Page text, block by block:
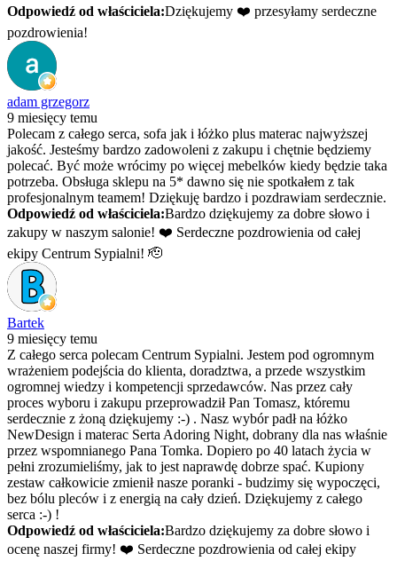
Odpowiedź od właściciela:Dziękujemy ❤️ przesyłamy serdeczne
pozdrowienia!
adam grzegorz
9 miesięcy temu
Polecam z całego serca, sofa jak i łóżko plus materac najwyższej
jakość. Jesteśmy bardzo zadowoleni z zakupu i chętnie będziemy
polecać. Być może wrócimy po więcej mebelków kiedy będzie taka
potrzeba. Obsługa sklepu na 5* dawno się nie spotkałem z tak
profesjonalnym teamem! Dziękuję bardzo i pozdrawiam serdecznie.
Odpowiedź od właściciela:Bardzo dziękujemy za dobre słowo i
zakupy w naszym salonie! ❤️ Serdeczne pozdrowienia od całej
ekipy Centrum Sypialni! 🫡
Bartek
9 miesięcy temu
Z całego serca polecam Centrum Sypialni. Jestem pod ogromnym
wrażeniem podejścia do klienta, doradztwa, a przede wszystkim
ogromnej wiedzy i kompetencji sprzedawców. Nas przez cały
proces wyboru i zakupu przeprowadził Pan Tomasz, któremu
serdecznie z żoną dziękujemy :-) . Nasz wybór padł na łóżko
NewDesign i materac Serta Adoring Night, dobrany dla nas właśnie
przez wspomnianego Pana Tomka. Dopiero po 40 latach życia w
pełni zrozumieliśmy, jak to jest naprawdę dobrze spać. Kupiony
zestaw całkowicie zmienił nasze poranki - budzimy się wypoczęci,
bez bólu pleców i z energią na cały dzień. Dziękujemy z całego
serca :-) !
Odpowiedź od właściciela:Bardzo dziękujemy za dobre słowo i
ocenę naszej firmy! ❤️ Serdeczne pozdrowienia od całej ekipy